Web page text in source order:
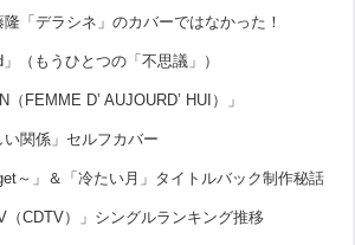
「デラシネ」のカバーではなかった！
（もうひとつの「不思議」）
FEMME D’ AUJOURD’ HUI）」
い関係」セルフカバー
～」＆「冷たい月」タイトルバック制作秘話
（CDTV）」シングルランキング推移